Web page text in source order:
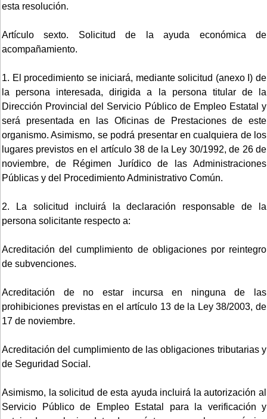
esta resolución.
Artículo sexto. Solicitud de la ayuda económica de
acompañamiento.
1. El procedimiento se iniciará, mediante solicitud (anexo I) de
la persona interesada, dirigida a la persona titular de la
Dirección Provincial del Servicio Público de Empleo Estatal y
será presentada en las Oficinas de Prestaciones de este
organismo. Asimismo, se podrá presentar en cualquiera de los
lugares previstos en el artículo 38 de la Ley 30/1992, de 26 de
noviembre, de Régimen Jurídico de las Administraciones
Públicas y del Procedimiento Administrativo Común.
2. La solicitud incluirá la declaración responsable de la
persona solicitante respecto a:
Acreditación del cumplimiento de obligaciones por reintegro
de subvenciones.
Acreditación de no estar incursa en ninguna de las
prohibiciones previstas en el artículo 13 de la Ley 38/2003, de
17 de noviembre.
Acreditación del cumplimiento de las obligaciones tributarias y
de Seguridad Social.
Asimismo, la solicitud de esta ayuda incluirá la autorización al
Servicio Público de Empleo Estatal para la verificación y